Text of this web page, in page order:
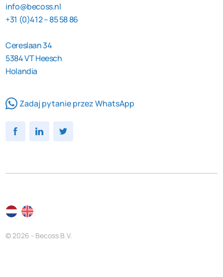
info@becoss.nl
+31 (0)412 – 85 58 86
Cereslaan 34
5384 VT Heesch
Holandia
Zadaj pytanie przez WhatsApp
© 2026 - Becoss B.V.